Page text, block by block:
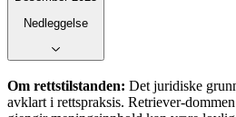
Nedleggelse
Om rettstilstanden: Det juridiske
avklart i rettspraksis. Retriever-